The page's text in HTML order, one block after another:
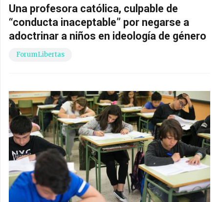
Una profesora católica, culpable de
“conducta inaceptable” por negarse a
adoctrinar a niños en ideología de género
ForumLibertas